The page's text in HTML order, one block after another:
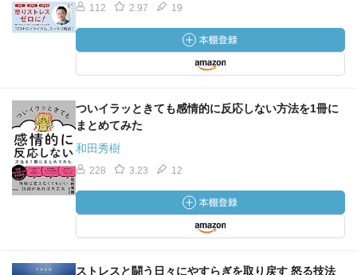
112 2.97 19
ついイラッときても感情的に反応しない方法を1冊に
まとめてみた
和田秀樹
228 3.23 12
ストレスと闘う日々にやすらぎを取り戻す 怒る技法